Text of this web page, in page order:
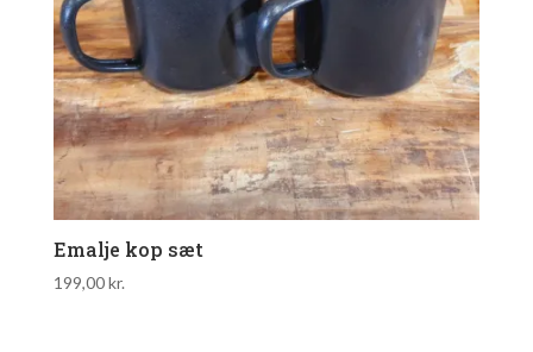
Emalje kop sæt
199,00kr.